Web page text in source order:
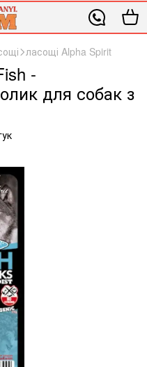
ласощі Alpha Spirit
-
для собак з